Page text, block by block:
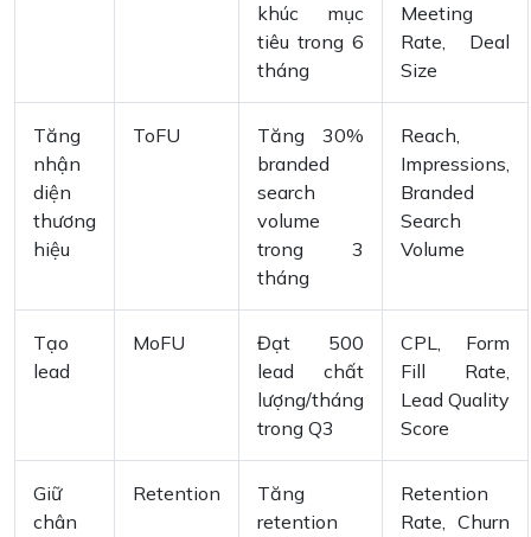
khúc mục
tiêu trong 6
tháng
Meeting
Rate, Deal
Size
Tăng
nhận
diện
thương
hiệu
ToFU
Tăng 30%
branded
search
volume
trong 3
tháng
Reach,
Impressions,
Branded
Search
Volume
Tạo
lead
MoFU
Đạt 500
lead chất
lượng/tháng
trong Q3
CPL, Form
Fill Rate,
Lead Quality
Score
Giữ
chân
Retention
Tăng
retention
Retention
Rate, Churn